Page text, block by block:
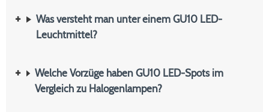
Was versteht man unter einem GU10 LED-
Leuchtmittel?
Welche Vorzüge haben GU10 LED-Spots im
Vergleich zu Halogenlampen?